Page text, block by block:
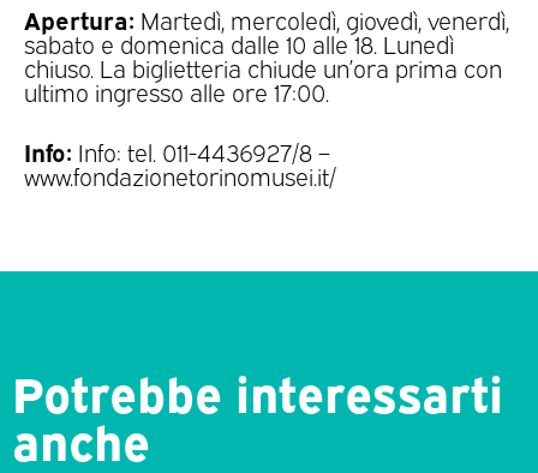
Apertura: Martedì, mercoledì, giovedì, venerdì,
sabato e domenica dalle 10 alle 18. Lunedì
chiuso. La biglietteria chiude un’ora prima con
ultimo ingresso alle ore 17:00.
Info: Info: tel. 011-4436927/8 –
www.fondazionetorinomusei.it/
Potrebbe interessarti
anche